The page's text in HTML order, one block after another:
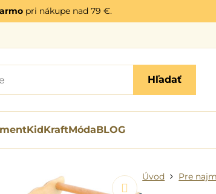
pri nákupe nad 79 €.
Hľadať
KidKraftMódaBLOG
Úvod Pre